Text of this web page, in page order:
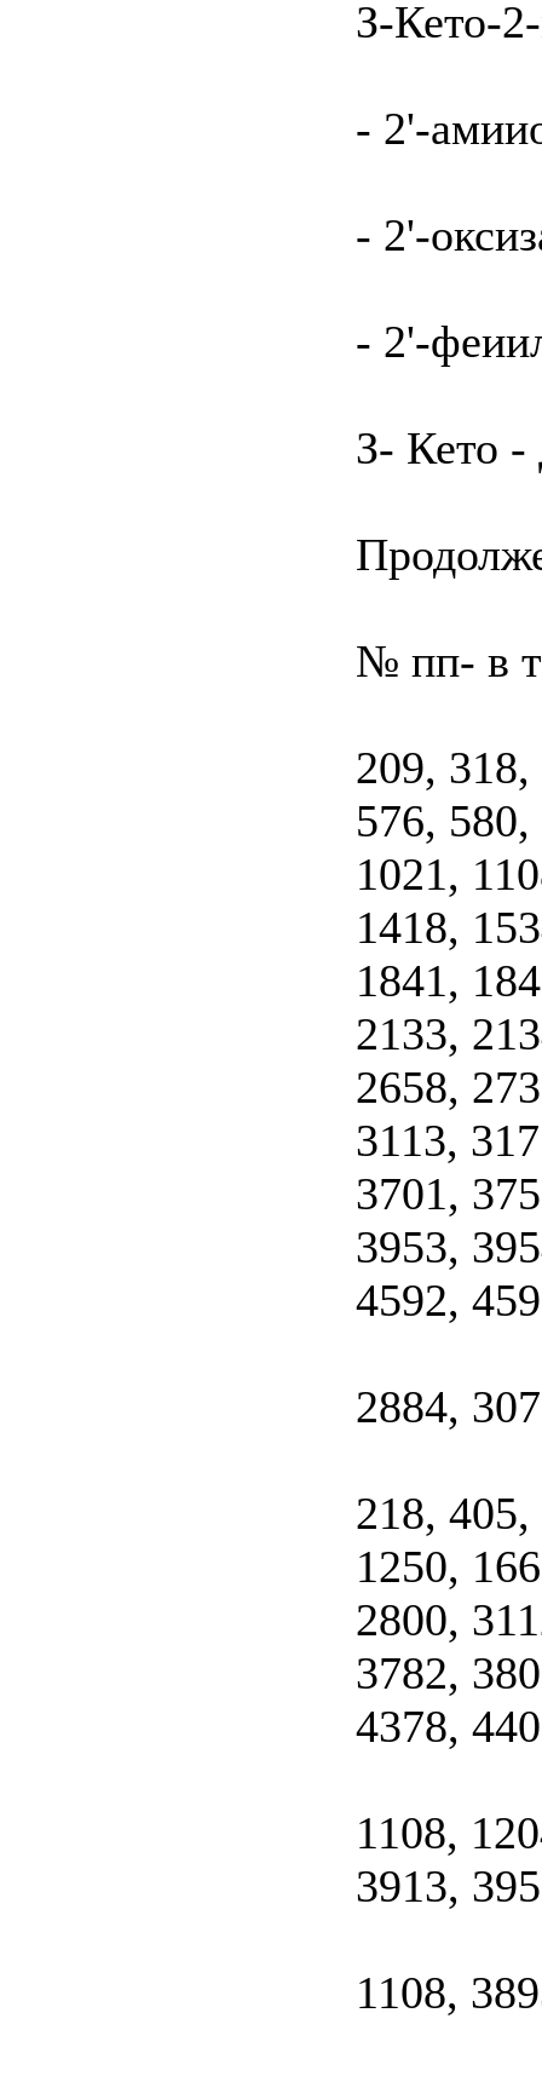
З-Кето-
- 2'-
- 2'-
- 2'-
З- Кето
№ пп- в
209,
576,
1021,
1418,
1841,
2133,
2658,
3113,
3701,
3953,
4592,
2884,
218,
1250,
2800,
3782,
4378,
1108,
3913,
1108,